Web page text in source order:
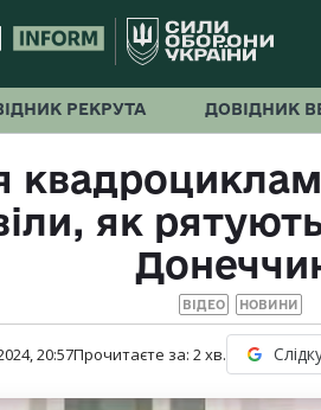
РЕКРУТА ДОВІДНИК
як
ВІДЕО НОВИНИ
20:57Прочитаєте за: 2хв.